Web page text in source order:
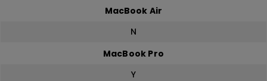
MacBook Air
N
MacBook Pro
Y